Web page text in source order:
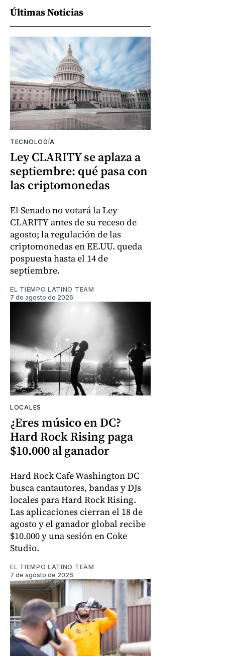
Últimas Noticias
TECNOLOGÍA
Ley CLARITY se aplaza a
septiembre: qué pasa con
las criptomonedas
El Senado no votará la Ley
CLARITY antes de su receso de
agosto; la regulación de las
criptomonedas en EE.UU. queda
pospuesta hasta el 14 de
septiembre.
EL TIEMPO LATINO TEAM
7 de agosto de 2026
LOCALES
¿Eres músico en DC?
Hard Rock Rising paga
$10.000 al ganador
Hard Rock Cafe Washington DC
busca cantautores, bandas y DJs
locales para Hard Rock Rising.
Las aplicaciones cierran el 18 de
agosto y el ganador global recibe
$10.000 y una sesión en Coke
Studio.
EL TIEMPO LATINO TEAM
7 de agosto de 2026